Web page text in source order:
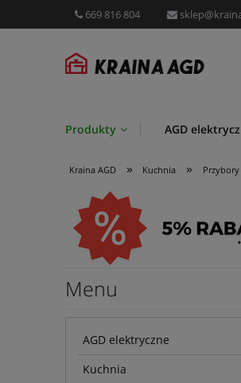
669 816 804
Produkty AGD
Przechowywanie i
Kraina AGD » Kuchnia »
Menu
AGD elektryczne
Kuchnia